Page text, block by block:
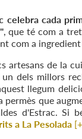
cada
, que té com a
com a
artesans de la
dels millors
llegum
que
d'Estrac. Si
a La Pesolada